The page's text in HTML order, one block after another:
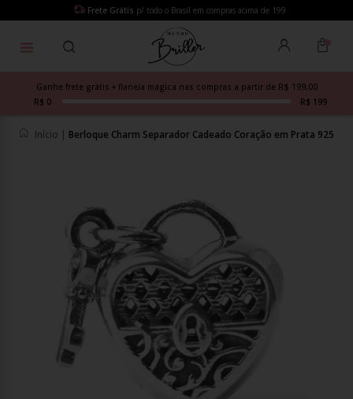
Frete Grátis p/ todo o Brasil em compras acima de 199
Ganhe frete grátis + flanela mágica nas compras a partir de R$ 199,00
R$ 0
R$ 199
Início | Berloque Charm Separador Cadeado Coração em Prata 925